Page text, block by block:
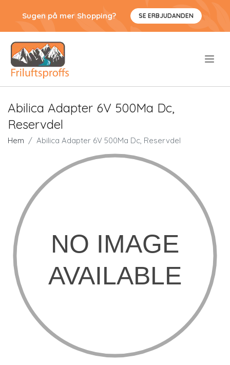
Sugen på mer Shopping? SE ERBJUDANDEN
Abilica Adapter 6V 500Ma Dc,
Reservdel
Hem Abilica Adapter 6V 500Ma Dc, Reservdel